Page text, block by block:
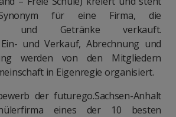
für eine Firma, die
und Getränke verkauft.
und Verkauf, Abrechnung und
werden von den Mitgliedern
in Eigenregie organisiert.
der futurego.Sachsen-Anhalt
eines der 10 besten